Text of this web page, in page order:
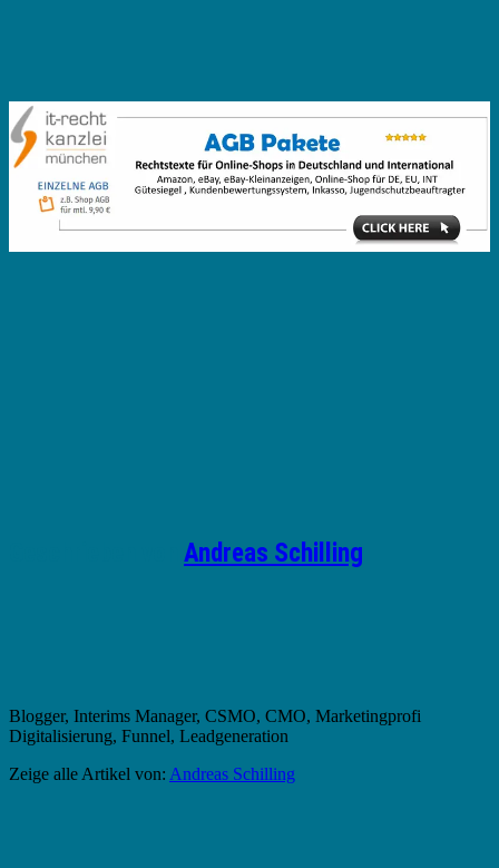
Andreas Schilling
Blogger, Interims Manager, CSMO, CMO, Marketingprofi
Digitalisierung, Funnel, Leadgeneration
Zeige alle Artikel von: Andreas Schilling